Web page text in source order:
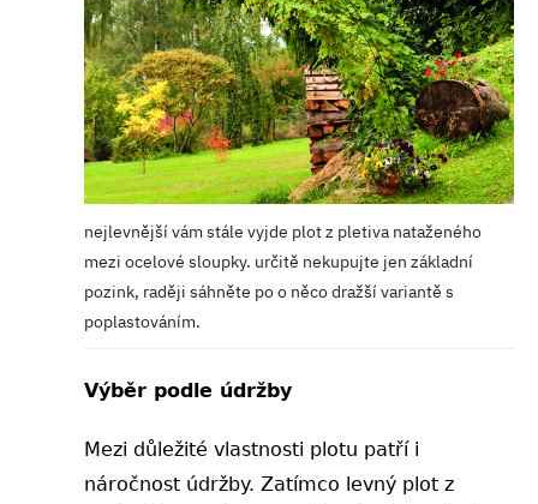
nejlevnější vám stále vyjde plot z pletiva nataženého
mezi ocelové sloupky. určitě nekupujte jen základní
pozink, raději sáhněte po o něco dražší variantě s
poplastováním.
Výběr podle údržby
Mezi důležité vlastnosti plotu patří i
náročnost údržby. Zatímco levný plot z